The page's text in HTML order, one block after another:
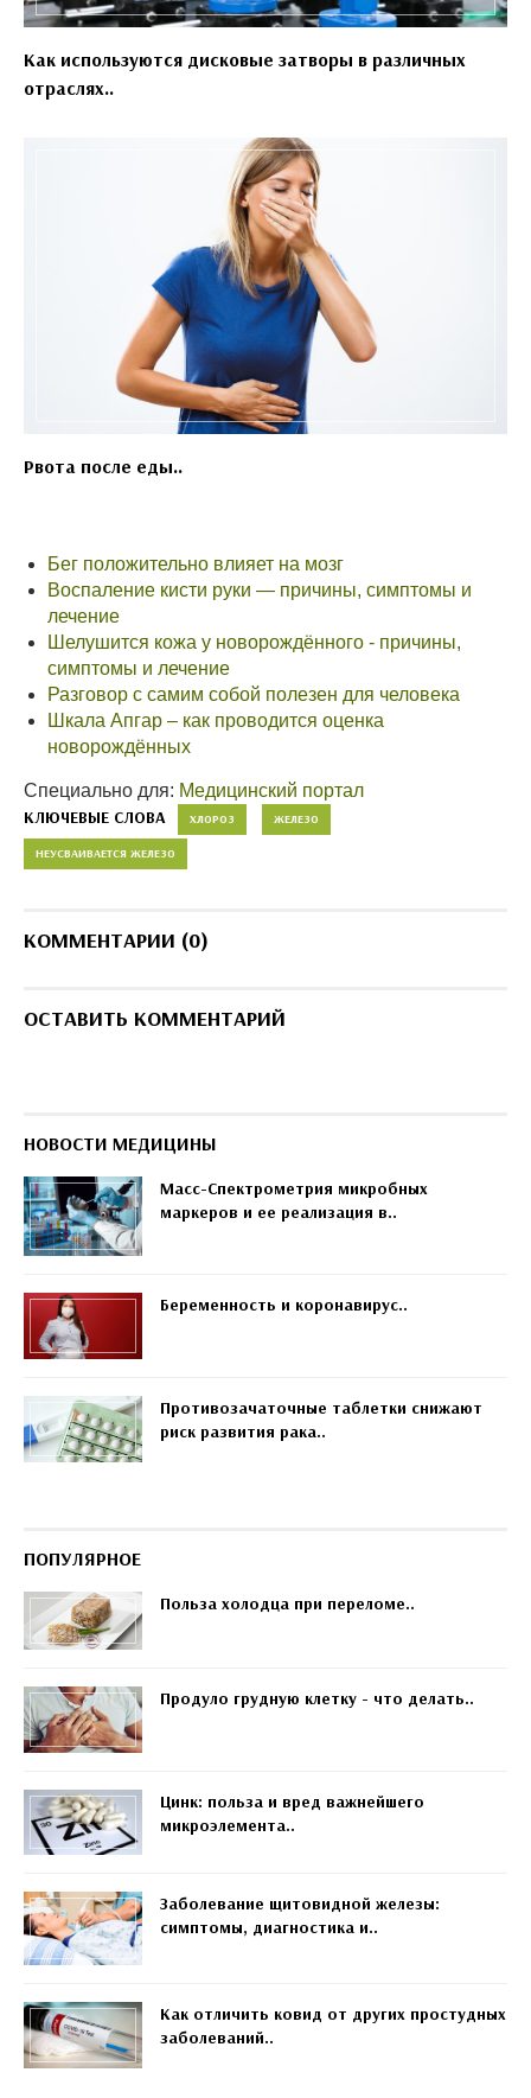
Как используются дисковые затворы в различных
отраслях..
Рвота после еды..
Бег положительно влияет на мозг
Воспаление кисти руки — причины, симптомы и
лечение
Шелушится кожа у новорождённого - причины,
симптомы и лечение
Разговор с самим собой полезен для человека
Шкала Апгар – как проводится оценка
новорождённых
Специально для: Медицинский портал
КЛЮЧЕВЫЕ СЛОВА ХЛОРОЗ ЖЕЛЕЗО
НЕУСВАИВАЕТСЯ ЖЕЛЕЗО
КОММЕНТАРИИ (0)
ОСТАВИТЬ КОММЕНТАРИЙ
НОВОСТИ МЕДИЦИНЫ
Масс-Спектрометрия микробных
маркеров и ее реализация в..
Беременность и коронавирус..
Противозачаточные таблетки снижают
риск развития рака..
ПОПУЛЯРНОЕ
Польза холодца при переломе..
Продуло грудную клетку - что делать..
Цинк: польза и вред важнейшего
микроэлемента..
Заболевание щитовидной железы:
симптомы, диагностика и..
Как отличить ковид от других простудных
заболеваний..